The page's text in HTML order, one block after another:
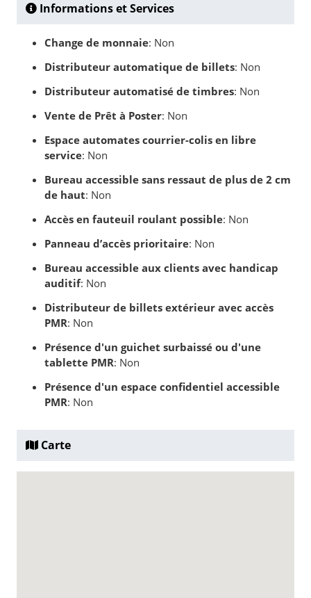
Informations et Services
Change de monnaie: Non
Distributeur automatique de billets: Non
Distributeur automatisé de timbres: Non
Vente de Prêt à Poster: Non
Espace automates courrier-colis en libre
service: Non
Bureau accessible sans ressaut de plus de 2 cm
de haut: Non
Accès en fauteuil roulant possible: Non
Panneau d’accès prioritaire: Non
Bureau accessible aux clients avec handicap
auditif: Non
Distributeur de billets extérieur avec accès
PMR: Non
Présence d'un guichet surbaissé ou d'une
tablette PMR: Non
Présence d'un espace confidentiel accessible
PMR: Non
Carte